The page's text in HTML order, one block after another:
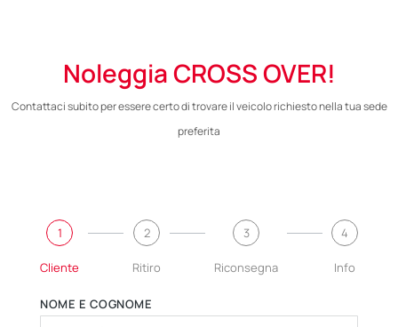
Noleggia CROSS OVER!
Contattaci subito per essere certo di trovare il veicolo richiesto nella tua sede
preferita
1
Cliente
2
Ritiro
3
Riconsegna
4
Info
NOME E COGNOME